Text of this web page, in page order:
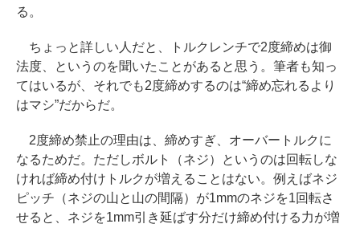
る。
ちょっと詳しい人だと、トルクレンチで2度締めは御
法度、というのを聞いたことがあると思う。筆者も知っ
てはいるが、それでも2度締めするのは“締め忘れるより
はマシ”だからだ。
2度締め禁止の理由は、締めすぎ、オーバートルクに
なるためだ。ただしボルト（ネジ）というのは回転しな
ければ締め付けトルクが増えることはない。例えばネジ
ピッチ（ネジの山と山の間隔）が1mmのネジを1回転さ
せると、ネジを1mm引き延ばす分だけ締め付ける力が増